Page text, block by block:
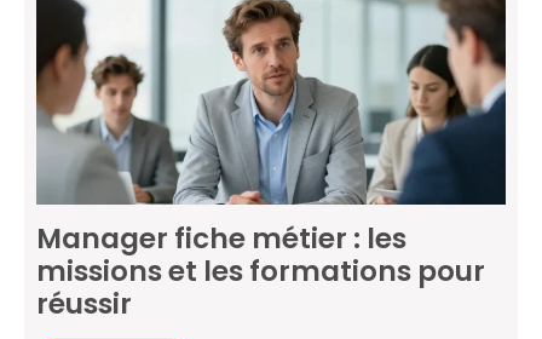
Manager fiche métier : les
missions et les formations pour
réussir